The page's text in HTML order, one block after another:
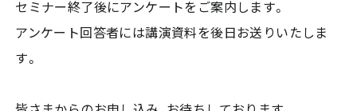
セミナー終了後にアンケートをご案内します。
アンケート回答者には講演資料を後日お送りいたしま
す。